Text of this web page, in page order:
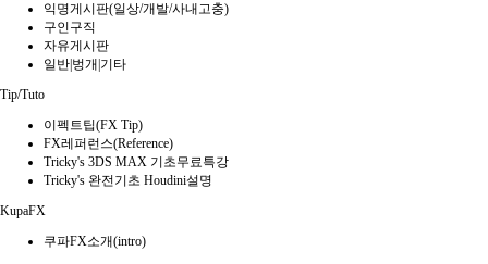
익명게시판(일상/개발/사내고충)
구인구직
자유게시판
일반|벙개|기타
Tip/Tuto
이펙트팁(FX Tip)
FX레퍼런스(Reference)
Tricky's 3DS MAX 기초무료특강
Tricky's 완전기초 Houdini설명
KupaFX
쿠파FX소개(intro)